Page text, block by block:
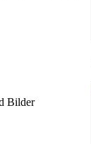
Bilder